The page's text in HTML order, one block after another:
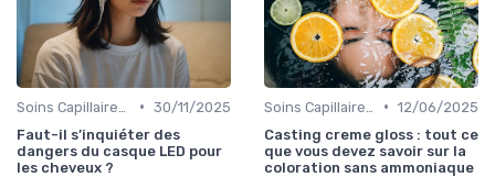
• 30/11/2025
Faut-il s’inquiéter des
dangers du casque LED pour
les cheveux ?
• 12/06/2025
Casting creme gloss : tout ce
que vous devez savoir sur la
coloration sans ammoniaque